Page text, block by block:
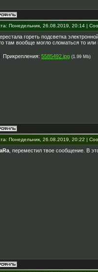
Понедельник, 26.08.2019, 20:14 |
гореть подсветка
там вообще могло сломаться то или
Прикрепления: 5585492.jpg (1.99 Mb)
Понедельник, 26.08.2019, 20:22 |
, переместил твое сообщение. В